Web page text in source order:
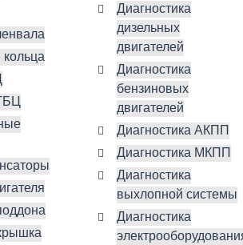
Диагностика
дизельных
двигателей
Диагностика
бензиновых
двигателей
Диагностика АКПП
Диагностика МКПП
Диагностика
выхлопной системы
Диагностика